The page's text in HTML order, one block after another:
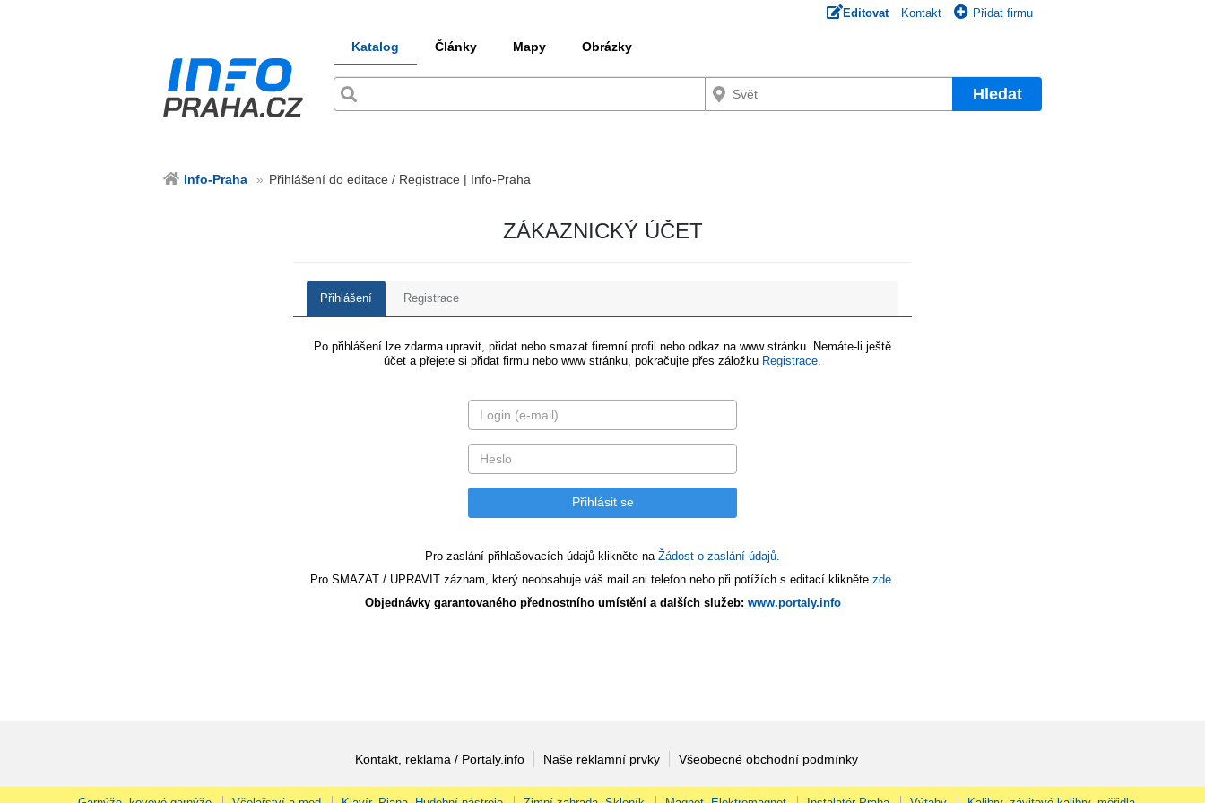
Editovat Kontakt Přidat firmu
Katalog Články Mapy Obrázky
Hledat
Info-Praha Přihlášení do editace / Registrace | Info-Praha
ZÁKAZNICKÝ ÚČET
Přihlášení Registrace
Po přihlášení lze zdarma upravit, přidat nebo smazat firemní profil nebo odkaz na www stránku. Nemáte-li ještě
účet a přejete si přidat firmu nebo www stránku, pokračujte přes záložku Registrace
Pro zaslání přihlašovacích údajů klikněte na Žádost o zaslání údajů.
Pro SMAZAT / UPRAVIT záznam, který neobsahuje váš mail ani telefon nebo při potížích s editací klikněte zde
Objednávky garantovaného přednostního umístění a dalších služeb: www.portaly.info
Kontakt, reklama / Portaly.info Naše reklamní prvky Všeobecné obchodní podmínky